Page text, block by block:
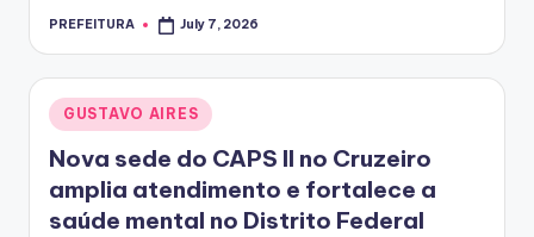
Posted
PREFEITURA July 7, 2026
Posted
in
GUSTAVO AIRES
Nova sede do CAPS II no Cruzeiro
amplia atendimento e fortalece a
saúde mental no Distrito Federal